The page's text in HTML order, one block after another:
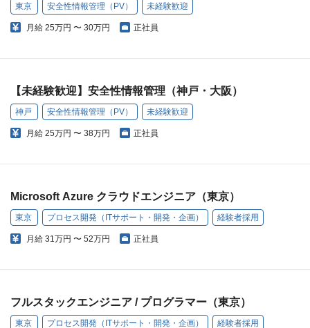
東京 安全性情報管理（PV） 未経験歓迎
月給 25万円 〜 30万円 正社員
【未経験歓迎】安全性情報管理（神戸・大阪）
神戸 安全性情報管理（PV） 未経験歓迎
月給 25万円 〜 38万円 正社員
Microsoft Azure クラウドエンジニア（東京）
東京 プロセス開発（ITサポート・開発・企画） 経験者採用
月給 31万円 〜 52万円 正社員
フルスタックエンジニア / プログラマー（東京）
東京 プロセス開発（ITサポート・開発・企画） 経験者採用